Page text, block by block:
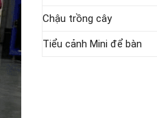
Chậu trồng cây
Tiểu cảnh Mini để bàn